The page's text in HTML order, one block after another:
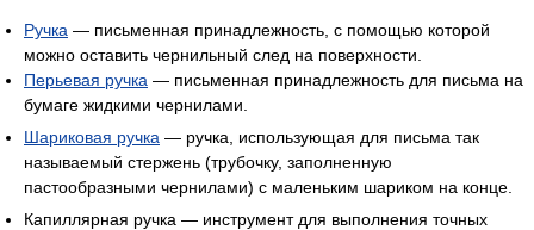
Ручка — письменная принадлежность, с помощью которой
можно оставить чернильный след на поверхности.
Перьевая ручка — письменная принадлежность для письма на
бумаге жидкими чернилами.
Шариковая ручка — ручка, использующая для письма так
называемый стержень (трубочку, заполненную
пастообразными чернилами) с маленьким шариком на конце.
Капиллярная ручка — инструмент для выполнения точных